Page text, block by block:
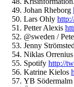
Johan Rheborg
Lars Ohly
Petter Alexis
@sweden /
Jenny
Niklas Orrenius
Spotify http://
Katrine Kielos
YB Södermalm